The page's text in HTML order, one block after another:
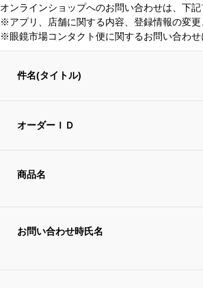
オンラインショップへのお問い合わせは、下
※アプリ、店舗に関する内容、登録情報の変
※眼鏡市場コンタクト便に関するお問い合わせ
件名(タイトル)
オーダーＩＤ
商品名
お問い合わせ時氏名